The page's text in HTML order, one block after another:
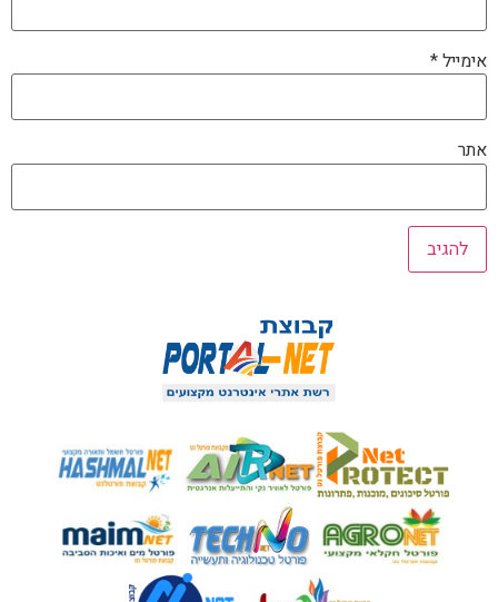
אימייל*
אתר